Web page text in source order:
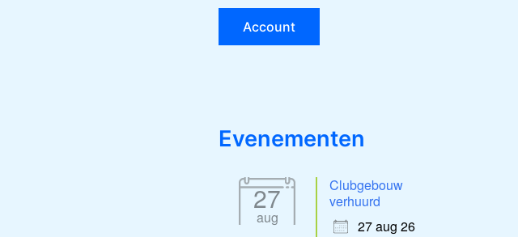
Account
Evenementen
27
aug
Clubgebouw
verhuurd
27 aug 26